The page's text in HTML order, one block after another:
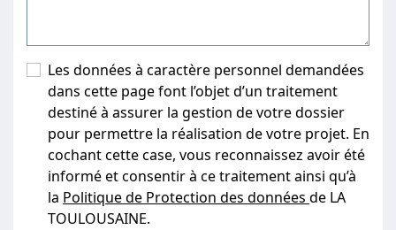
Les données à caractère personnel demandées
dans cette page font l’objet d’un traitement
destiné à assurer la gestion de votre dossier
pour permettre la réalisation de votre projet. En
cochant cette case, vous reconnaissez avoir été
informé et consentir à ce traitement ainsi qu’à
la Politique de Protection des données de LA
TOULOUSAINE.